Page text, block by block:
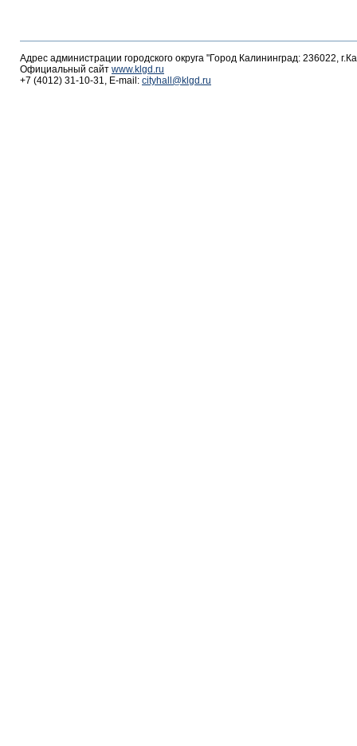
Адрес администрации городского округа "Город Калининград: 236022,
Официальный сайт www.klgd.ru
+7 (4012) 31-10-31, E-mail: cityhall@klgd.ru